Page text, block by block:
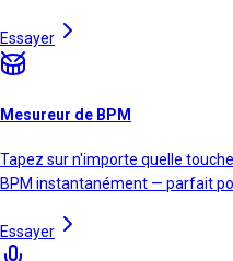
Essayer
Mesureur de BPM
Tapez sur n'importe quelle
BPM instantanément — parfait
Essayer